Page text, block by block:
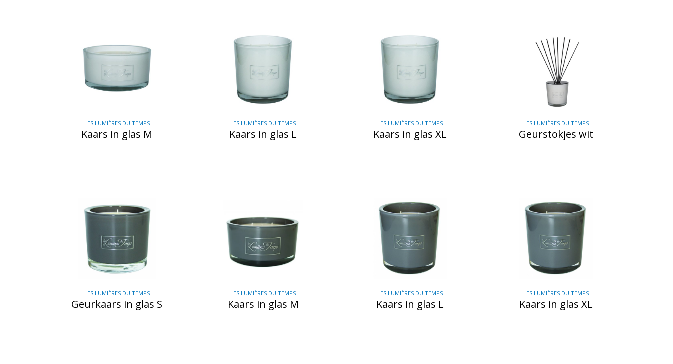
LES LUMIÈRES DU TEMPS
Kaars in glas M
LES LUMIÈRES DU TEMPS
Kaars in glas L
LES LUMIÈRES DU TEMPS
Kaars in glas XL
LES LUMIÈRES DU TEMPS
Geurstokjes wit
LES LUMIÈRES DU TEMPS
Geurkaars in glas S
LES LUMIÈRES DU TEMPS
Kaars in glas M
LES LUMIÈRES DU TEMPS
Kaars in glas L
LES LUMIÈRES DU TEMPS
Kaars in glas XL